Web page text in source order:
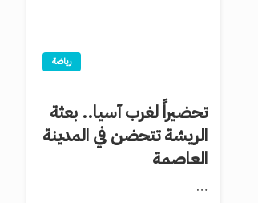
رياضة
تحضيراً لغرب آسيا.. بعثة
الريشة تتحضن في المدينة
العاصمة
…